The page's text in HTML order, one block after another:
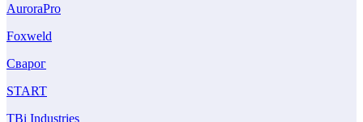
AuroraPro
Foxweld
Сварог
START
TBi Industries